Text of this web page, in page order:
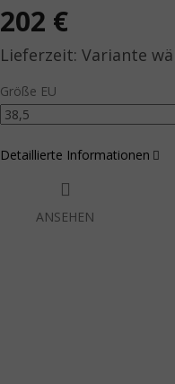
202 €
Verkaufspreis: Variante
Größe EU
Detaillierte Informationen
ANSEHEN